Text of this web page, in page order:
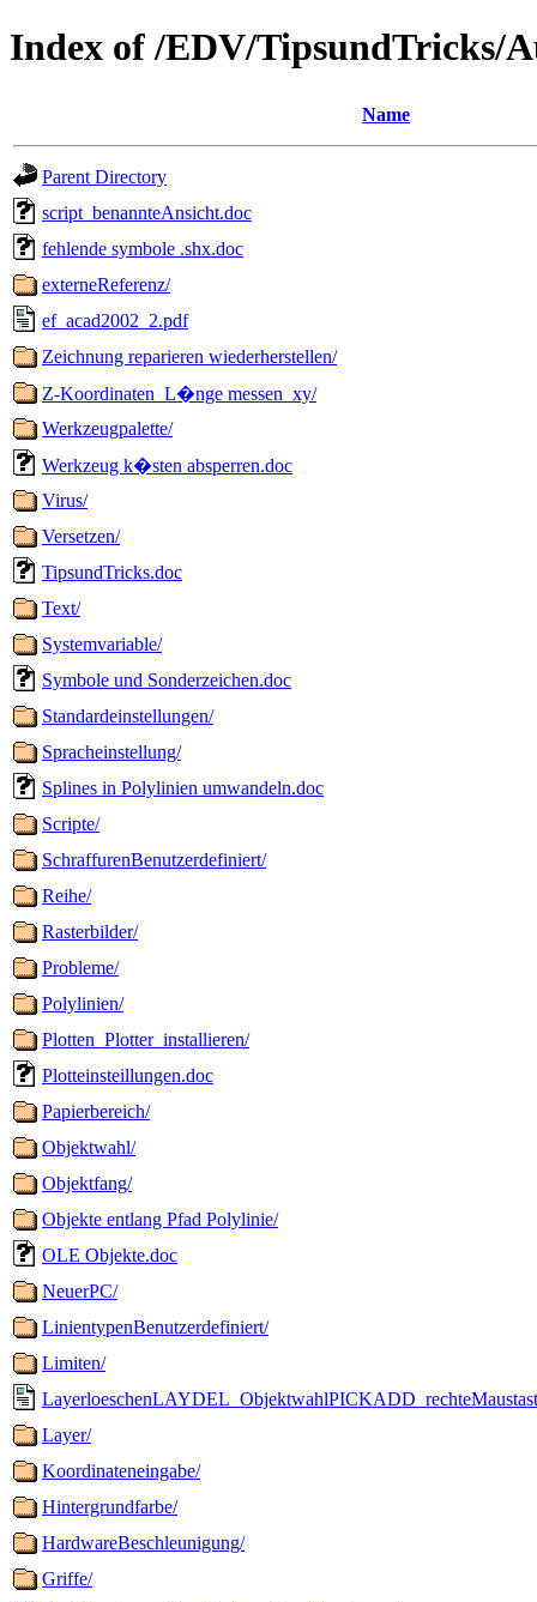
Index of /EDV/TipsundTricks/
Name
Parent Directory
script_benannteAnsicht.doc
fehlende symbole .shx.doc
externeReferenz/
ef_acad2002_2.pdf
Zeichnung reparieren wiederherstellen/
Z-Koordinaten_L�nge messen_xy/
Werkzeugpalette/
Werkzeug k�sten absperren.doc
Virus/
Versetzen/
TipsundTricks.doc
Text/
Systemvariable/
Symbole und Sonderzeichen.doc
Standardeinstellungen/
Spracheinstellung/
Splines in Polylinien umwandeln.doc
Scripte/
SchraffurenBenutzerdefiniert/
Reihe/
Rasterbilder/
Probleme/
Polylinien/
Plotten_Plotter_installieren/
Plotteinsteillungen.doc
Papierbereich/
Objektwahl/
Objektfang/
Objekte entlang Pfad Polylinie/
OLE Objekte.doc
NeuerPC/
LinientypenBenutzerdefiniert/
Limiten/
Layer/
Koordinateneingabe/
Hintergrundfarbe/
HardwareBeschleunigung/
Griffe/